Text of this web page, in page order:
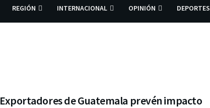
REGIÓN INTERNACIONAL OPINIÓN DEPORTES
Exportadores de Guatemala prevén impacto